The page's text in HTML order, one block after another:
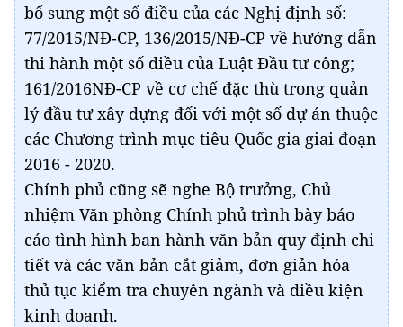
bổ sung một số điều của các Nghị định số:
77/2015/NĐ-CP, 136/2015/NĐ-CP về hướng dẫn
thi hành một số điều của Luật Đầu tư công;
161/2016NĐ-CP về cơ chế đặc thù trong quản
lý đầu tư xây dựng đối với một số dự án thuộc
các Chương trình mục tiêu Quốc gia giai đoạn
2016 - 2020.
Chính phủ cũng sẽ nghe Bộ trưởng, Chủ
nhiệm Văn phòng Chính phủ trình bày báo
cáo tình hình ban hành văn bản quy định chi
tiết và các văn bản cắt giảm, đơn giản hóa
thủ tục kiểm tra chuyên ngành và điều kiện
kinh doanh.